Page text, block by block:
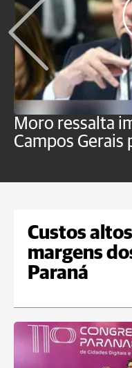
Moro ressalta
Campos Gerais
Custos
margens
Paraná